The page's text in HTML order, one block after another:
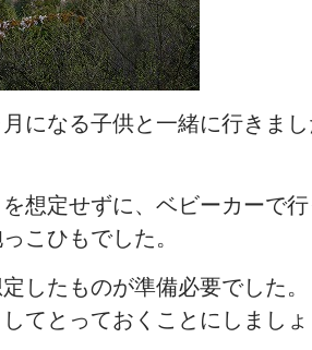
になる子供と一緒に行きま
を想定せずに、ベビーカーで
こひもでした。
したものが準備必要でした
てとっておくことにしまし